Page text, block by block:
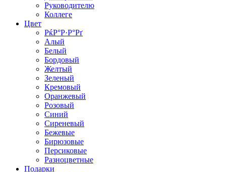
Руководителю
Коллеге
Цвет
РќР°Р·Р°Рґ
Алый
Белый
Бордовый
Желтый
Зеленый
Кремовый
Оранжевый
Розовый
Синий
Сиреневый
Бежевые
Бирюзовые
Персиковые
Разноцветные
Подарки